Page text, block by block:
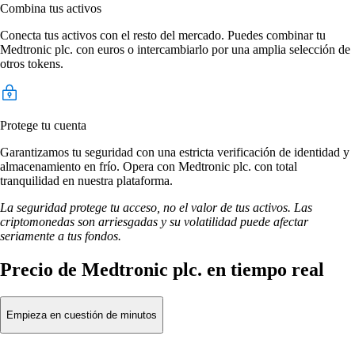
Combina tus activos
Conecta tus activos con el resto del mercado. Puedes combinar tu
Medtronic plc. con euros o intercambiarlo por una amplia selección de
otros tokens.
Protege tu cuenta
Garantizamos tu seguridad con una estricta verificación de identidad y
almacenamiento en frío. Opera con Medtronic plc. con total
tranquilidad en nuestra plataforma.
La seguridad protege tu acceso, no el valor de tus activos. Las
criptomonedas son arriesgadas y su volatilidad puede afectar
seriamente a tus fondos.
Precio de Medtronic plc. en tiempo real
Empieza en cuestión de minutos